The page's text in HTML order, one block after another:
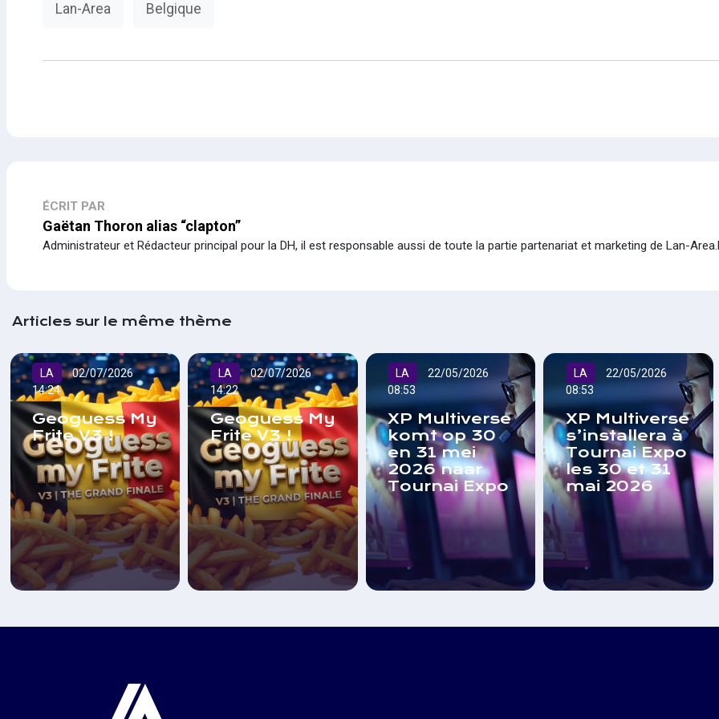
Lan-Area Belgique
ÉCRIT PAR
Gaëtan Thoron alias “clapton”
Administrateur et Rédacteur principal pour la DH, il est responsable aussi de toute la partie partenariat et marketing de Lan-
Articles sur le même thème
LA
02/07/2026
14:24
Geoguess My
Frite V3 !
LA
02/07/2026
14:22
Geoguess My
Frite V3 !
LA
22/05/2026
08:53
XP Multiverse
komt op 30
en 31 mei
2026 naar
Tournai Expo
LA
22/05/2026
08:53
XP Multiverse
s’installera à
Tournai Expo
les 30 et 31
mai 2026